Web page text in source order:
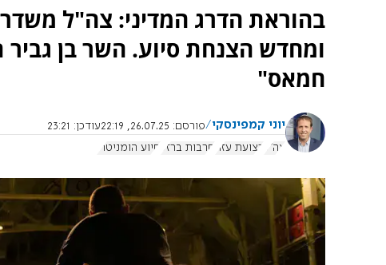
בהוראת הדרג המדיני: צה"ל
ומחדש הצנחת סיוע. השר בן
חמאס"
יוני קמפינסקי פורסם: 26.07.25, 22:19 עודכן: 23:21
צה"ל
רצועת עזה חרבות ברזל סיוע הומניטרי